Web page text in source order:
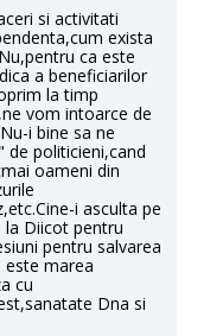
si activitati
exista
ca este
a beneficiarilor
la timp
vom intoarce de
i bine sa ne
de politicieni,cand
oameni din
i asculta pe
la Diicot pentru
pentru salvarea
este marea
cu
Dna si